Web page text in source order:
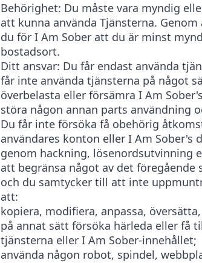
Behörighet: Du måste vara myndig
att kunna använda Tjänsterna.
du för I Am Sober att du är minst
bostadsort.
Ditt ansvar: Du får endast använda
får inte använda tjänsterna på något
överbelasta eller försämra I Am
störa någon annan parts användning
Du får inte försöka få obehörig
användares konton eller I Am Sober's
genom hackning, lösenordsutvinning
att begränsa något av det
och du samtycker till att inte
att:
kopiera, modifiera, anpassa,
på annat sätt försöka härleda eller få
tjänsterna eller I Am Sober-innehållet;
använda någon robot, spindel,